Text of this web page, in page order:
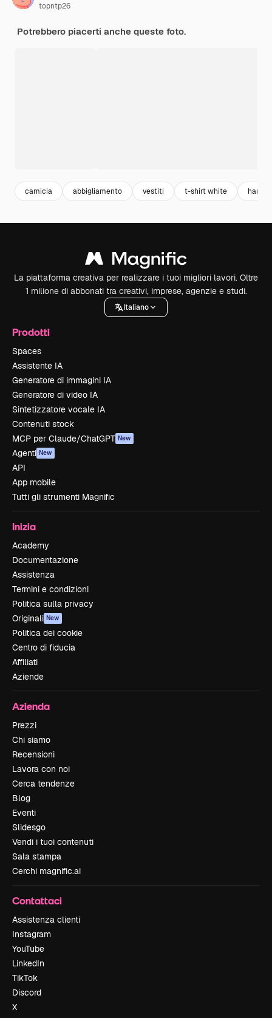
topntp26
Potrebbero piacerti anche queste foto.
camicia abbigliamento vestiti t-shirt white hanger
La piattaforma creativa per realizzare i tuoi migliori lavori. Oltre
1 milione di abbonati tra creativi, imprese, agenzie e studi.
Italiano
Prodotti
Spaces
Assistente IA
Generatore di immagini IA
Generatore di video IA
Sintetizzatore vocale IA
Contenuti stock
MCP per Claude/ChatGPT New
Agenti New
API
App mobile
Tutti gli strumenti Magnific
Inizia
Academy
Documentazione
Assistenza
Termini e condizioni
Politica sulla privacy
Originali New
Politica dei cookie
Centro di fiducia
Affiliati
Aziende
Azienda
Prezzi
Chi siamo
Recensioni
Lavora con noi
Cerca tendenze
Blog
Eventi
Slidesgo
Vendi i tuoi contenuti
Sala stampa
Cerchi magnific.ai
Contattaci
Assistenza clienti
Instagram
YouTube
LinkedIn
TikTok
Discord
X